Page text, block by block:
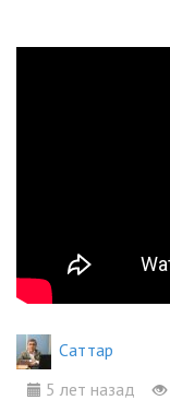
Cаттар
5 лет назад